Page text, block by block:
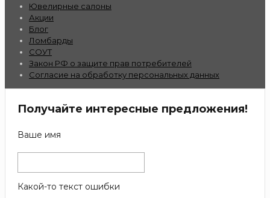
Ювелирные салоны
Акции
Блог
Ломбарды
СОУТ
Закон РФ о защите прав потребителей
Согласие на обработку персональных данных
Получайте интересные предложения!
Ваше имя
Какой-то текст ошибки